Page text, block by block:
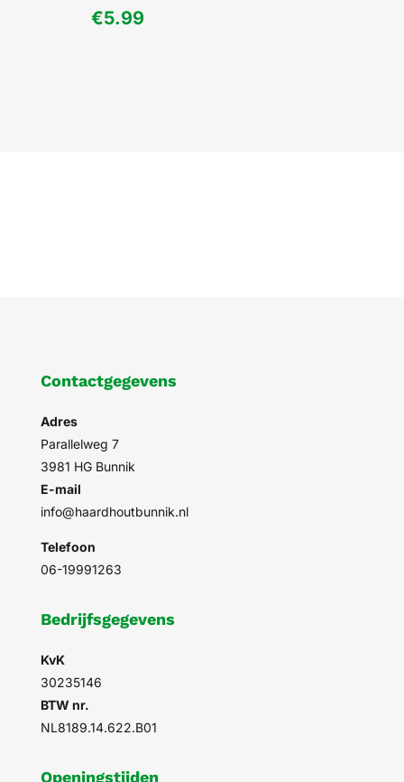
€5.99
Contactgegevens
Adres
Parallelweg 7
3981 HG Bunnik
E-mail
info@haardhoutbunnik.nl
Telefoon
06-19991263
Bedrijfsgegevens
KvK
30235146
BTW nr.
NL8189.14.622.B01
Openingstijden